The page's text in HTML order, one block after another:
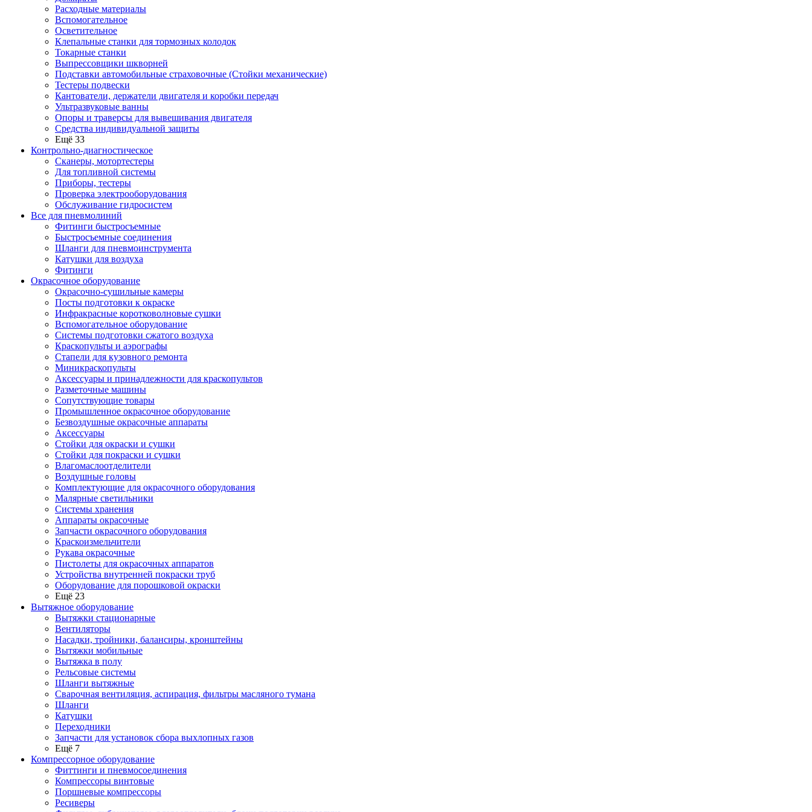
Расходные материалы
Вспомогательное
Осветительное
Клепальные станки для тормозных колодок
Токарные станки
Выпрессовщики шкворней
Подставки автомобильные страховочные (Стойки механические)
Тестеры подвески
Кантователи, держатели двигателя и коробки передач
Ультразвуковые ванны
Опоры и траверсы для вывешивания двигателя
Средства индивидуальной защиты
Ещё 33
Контрольно-диагностическое
Сканеры, мотортестеры
Для топливной системы
Приборы, тестеры
Проверка электрооборудования
Обслуживание гидросистем
Все для пневмолиний
Фитинги быстросъемные
Быстросъемные соединения
Шланги для пневмоинструмента
Катушки для воздуха
Фитинги
Окрасочное оборудование
Окрасочно-сушильные камеры
Посты подготовки к окраске
Инфракрасные коротковолновые сушки
Вспомогательное оборудование
Системы подготовки сжатого воздуха
Краскопульты и аэрографы
Стапели для кузовного ремонта
Миникраскопульты
Аксессуары и принадлежности для краскопультов
Разметочные машины
Сопутствующие товары
Промышленное окрасочное оборудование
Безвоздушные окрасочные аппараты
Аксессуары
Стойки для окраски и сушки
Стойки для покраски и сушки
Влагомаслоотделители
Воздушные головы
Комплектующие для окрасочного оборудования
Малярные светильники
Системы хранения
Аппараты окрасочные
Запчасти окрасочного оборудования
Краскоизмельчители
Рукава окрасочные
Пистолеты для окрасочных аппаратов
Устройства внутренней покраски труб
Оборудование для порошковой окраски
Ещё 23
Вытяжное оборудование
Вытяжки стационарные
Вентиляторы
Насадки, тройники, балансиры, кронштейны
Вытяжки мобильные
Вытяжка в полу
Рельсовые системы
Шланги вытяжные
Сварочная вентиляция, аспирация, фильтры масляного тумана
Шланги
Катушки
Переходники
Запчасти для установок сбора выхлопных газов
Ещё 7
Компрессорное оборудование
Фиттинги и пневмосоединения
Компрессоры винтовые
Поршневые компрессоры
Ресиверы